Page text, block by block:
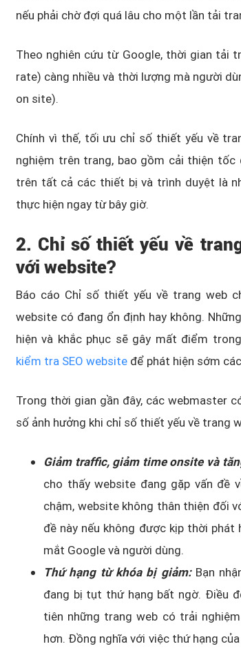
nếu phải chờ đợi quá lâu cho một lần tải
Theo nghiên cứu từ Google, thời gian tải
rate) càng nhiều và thời lượng mà người
on site).
Chính vì thế, tối ưu chỉ số thiết yếu về
nghiệm trên trang, bao gồm cải thiện
trên tất cả các thiết bị và trình duyệt là
thực hiện ngay từ bây giờ.
2. Chỉ số thiết yếu về
với website?
Báo cáo Chỉ số thiết yếu về trang web
website có đang ổn định hay không. N
hiện và khắc phục sẽ gây mất điểm
kiểm tra SEO website để phát hiện sớm
Trong thời gian gần đây, các webmaster
số ảnh hưởng khi chỉ số thiết yếu về trang
Giảm traffic, giảm time onsite và
cho thấy website đang gặp vấn
chậm, website không thân thiện đối
đề này nếu không được kịp thời
mắt Google và người dùng.
Thứ hạng từ khóa bị giảm:Bạn
đang bị tụt thứ hạng bất ngờ. Điều
tiên những trang web có trải
hơn. Đồng nghĩa với việc thứ hạng